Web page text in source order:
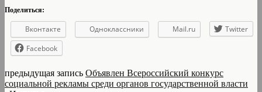
Поделиться:
Вконтакте Одноклассники Mail.ru
Twitter
Facebook
предыдущая запись Объявлен Всероссийский конкурс
социальной рекламы среди органов государственной власти